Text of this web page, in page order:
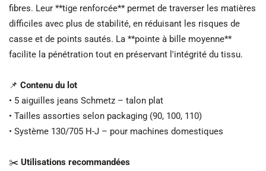
fibres. Leur **tige renforcée** permet de traverser les matières
difficiles avec plus de stabilité, en réduisant les risques de
casse et de points sautés. La **pointe à bille moyenne**
facilite la pénétration tout en préservant l'intégrité du tissu.
📌 Contenu du lot
• 5 aiguilles jeans Schmetz – talon plat
• Tailles assorties selon packaging (90, 100, 110)
• Système 130/705 H-J – pour machines domestiques
✂️ Utilisations recommandées